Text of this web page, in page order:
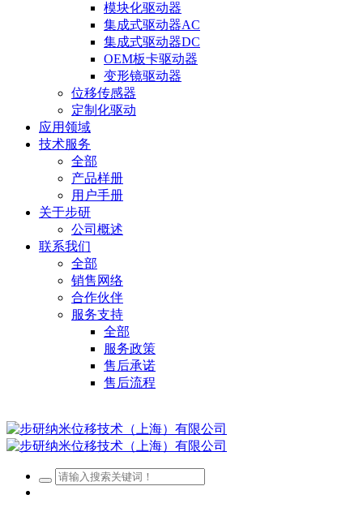
模块化驱动器
集成式驱动器AC
集成式驱动器DC
OEM板卡驱动器
变形镜驱动器
位移传感器
定制化驱动
应用领域
技术服务
全部
产品样册
用户手册
关于步研
公司概述
联系我们
全部
销售网络
合作伙伴
服务支持
全部
服务政策
售后承诺
售后流程